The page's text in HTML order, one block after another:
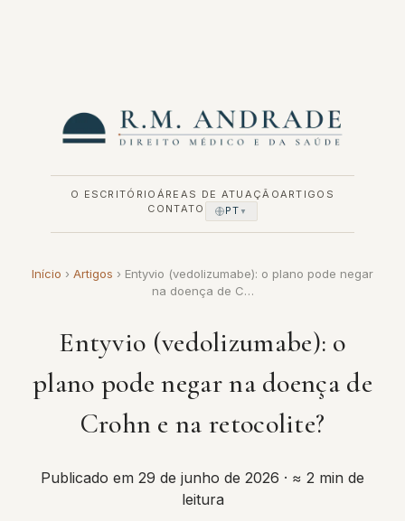
O ESCRITÓRIO ÁREAS DE ATUAÇÃOARTIGOS
CONTATO
PT ▼
Início › Artigos › Entyvio (vedolizumabe): o plano pode negar
na doença de C…
Entyvio (vedolizumabe): o
plano pode negar na doença de
Crohn e na retocolite?
Publicado em 29 de junho de 2026 · ≈ 2 min de
leitura